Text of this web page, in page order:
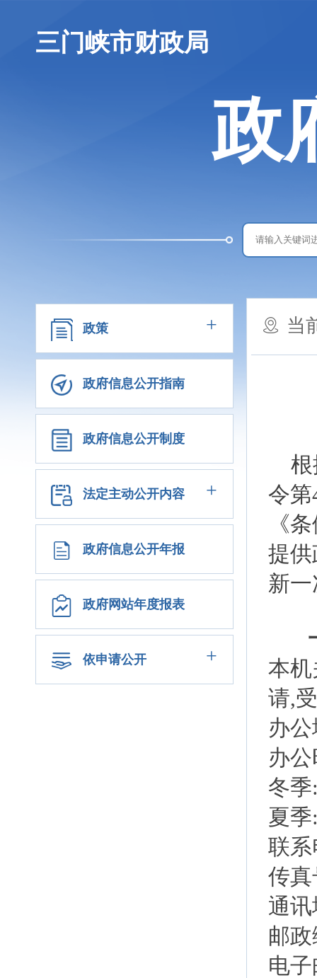
三门峡市财政局
政
政策 +
政府信息公开指南
政府信息公开制度
法定主动公开内容 +
政府信息公开年报
政府网站年度报表
依申请公开 +
当
令第
《
提
新
本机
请,
办
办
冬季
夏季
联系
传真
通
邮政
电子